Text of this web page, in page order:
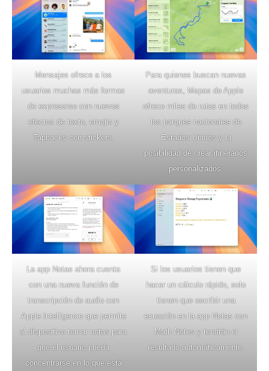
Mensajes ofrece a los
usuarios muchas más formas
de expresarse con nuevos
efectos de texto, emojis y
Tapbacks con stickers.
Para quienes buscan nuevas
aventuras, Mapas de Apple
ofrece miles de rutas en todos
los parques nacionales de
Estados Unidos y la
posibilidad de crear itinerarios
personalizados.
La app Notas ahora cuenta
con una nueva función de
transcripción de audio con
Apple Intelligence que permite
al dispositivo tomar notas para
que el usuario pueda
concentrarse en lo que está
Si los usuarios tienen que
hacer un cálculo rápido, solo
tienen que escribir una
ecuación en la app Notas con
Math Notes y tendrán el
resultado automáticamente.